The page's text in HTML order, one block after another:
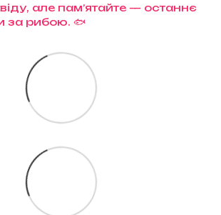
але пам’ятайте — останнє
за рибою. 🐟